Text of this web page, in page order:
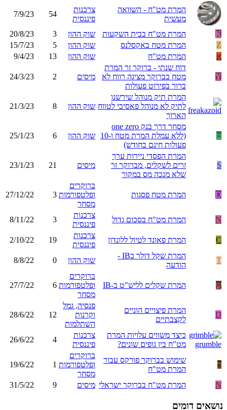
המרת מט"ח - השוואה
מעשית
צרכנות
פיננסית
54
7/9/23
K המרת מט"ח בבית השקעות שוק ההון 3
20/8/23
Z
המרת מטח באקסלנס שוק ההון 5
15/7/23
א
המרת מט"ח שוק ההון 13
9/4/23
Y
דוח שנתי - ברוקר זר המרת
מטח בברוקר מציגה רווח לא
ברור בפירוט פעולות
מיסים 2
24/3/23
המרת תיק מנוהל שירשנו
לתיק לא מנוהל פאסיבי לטווח
הארוך
שוק ההון 8
21/3/23
ט
מסחר דרך בנק one zero
(ללא עמלת המרת מטח ו-10
פעולות חינם בחודש)
שוק ההון 6
25/1/23
S
המרת הפסדי ניירות ערך
זרים לשקלים, מברוקר זר
שלא מנכה מס במקור
מיסים 21
23/1/23
D המרת מטח פסגות
ברוקרים
ופלטפורמות
מסחר
3
27/12/22
N המרת מט"ח בסכום גדול
צרכנות
פיננסית
3
8/11/22
C המרת פאונד לטיול ללונדון
צרכנות
פיננסית
19
2/10/22
T
המרת שקל דולר בIB -
הודעה
שוק ההון 0
8/8/22
ש המרת שקלים לליש"ט ב-IB
ברוקרים
ופלטפורמות
מסחר
6
27/7/22
D
המרת פיצויים הוניים
לקצבתיים
פנסיה, גמל
וקרנות
השתלמות
12
28/6/22
כיצד משווים עלויות המרת
מט"ח בין גופים שונים?
צרכנות
פיננסית
4
26/6/22
ר
שימוש בברוקר פורקס עבור
המרת מט"ח
ברוקרים
ופלטפורמות
מסחר
1
19/6/22
N המרת מט"ח בברוקר ישראלי מיסים 9
31/5/22
נושאים דומים